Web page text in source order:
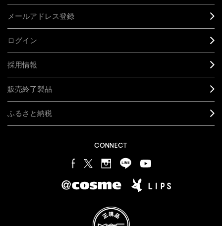
メールアドレス登録
ログイン
採用情報
販売終了製品
ふるさと納税
CONNECT